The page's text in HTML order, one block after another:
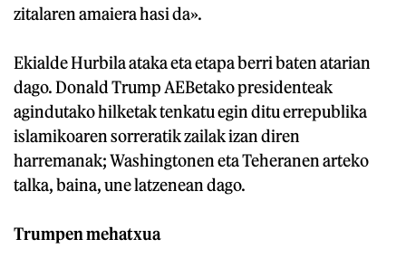
zitalaren amaiera hasi da».
Ekialde Hurbila ataka eta etapa berri baten atarian
dago. Donald Trump AEBetako presidenteak
agindutako hilketak tenkatu egin ditu errepublika
islamikoaren sorreratik zailak izan diren
harremanak; Washingtonen eta Teheranen arteko
talka, baina, une latzenean dago.
Trumpen mehatxua